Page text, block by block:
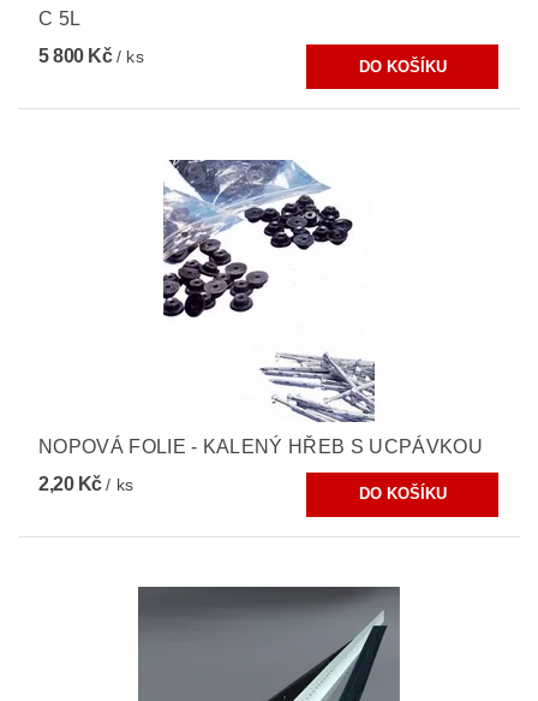
C 5L
5 800 Kč/ ks
NOPOVÁ FOLIE - KALENÝ HŘEB S UCPÁVKOU
2,20 Kč/ ks